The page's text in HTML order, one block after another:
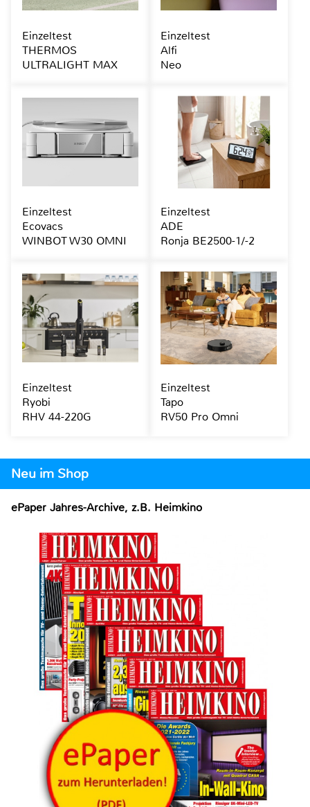
Neu im Shop
ePaper Jahres-Archive, z.B. Heimkino
Einzeltest
THERMOS
ULTRALIGHT MAX
Einzeltest
Alfi
Neo
Einzeltest
Ecovacs
WINBOT W30 OMNI
Einzeltest
ADE
Ronja BE2500-1/-2
Einzeltest
Ryobi
RHV 44-220G
Einzeltest
Tapo
RV50 Pro Omni